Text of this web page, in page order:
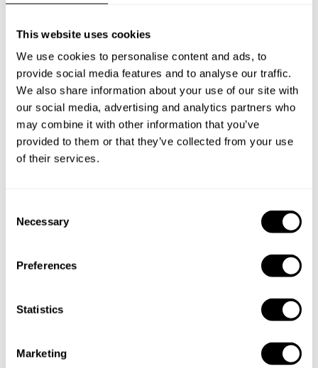
This website uses cookies
We use cookies to personalise content and ads, to
provide social media features and to analyse our traffic.
We also share information about your use of our site with
our social media, advertising and analytics partners who
may combine it with other information that you’ve
provided to them or that they’ve collected from your use
of their services.
Necessary
Preferences
Statistics
Marketing
Book Chef Anthony
Discover cities near Plouzané where you can enjoy a
Brest